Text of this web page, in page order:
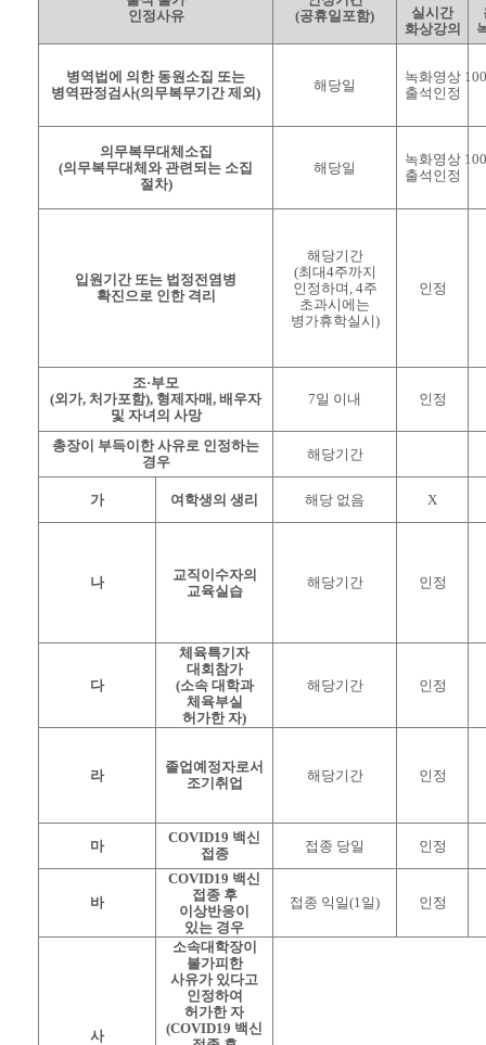
인정사유
(공휴일포함)
실시간
화상강의
병역법에 의한 동원소집 또는
병역판정검사(의무복무기간 제외 ) 해당일
녹화영상
출석인정
의무복무대체소집
(의무복무대체와 관련되는 소집
절차)
해당일
녹화영상
출석인정
입원기간 또는 법정전염병
확진으로 인한 격리
해당기간
(최대4주까지
인정하며 , 4주
초과시에는
병가휴학실시)
인정
조·부모
(외가, 처가포함), 형제자매, 배우자
및 자녀의 사망
7일 이내 인정
총장이 부득이한 사유로 인정하는
경우
해당기간
가 여학생의 생리 해당 없음 X
나
교직이수자의
교육실습
해당기간 인정
다
체육특기자
대회참가
(소속 대학과
체육부실
허가한 자)
해당기간 인정
라
졸업예정자로서
조기취업
해당기간 인정
마
COVID19 백신
접종
접종 당일 인정
바
COVID19 백신
접종 후
이상반응이
있는 경우
접종 익일(1일) 인정
사
소속대학장이
불가피한
사유가 있다고
인정하여
허가한 자
(COVID19 백신